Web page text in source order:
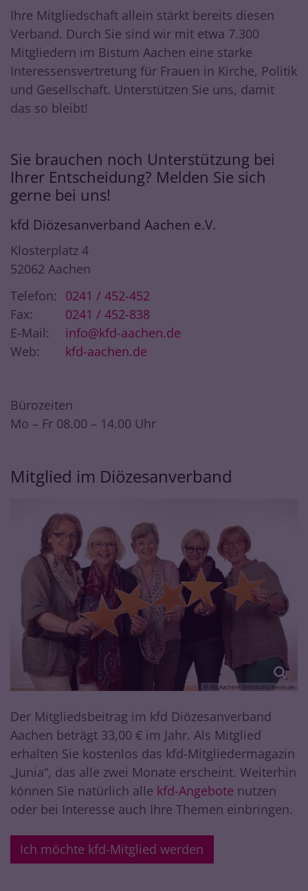
Ihre Mitgliedschaft allein stärkt bereits diesen
Verband. Durch Sie sind wir mit etwa 7.300
Mitgliedern im Bistum Aachen eine starke
Interessensvertretung für Frauen in Kirche, Politik
und Gesellschaft. Unterstützen Sie uns, damit
das so bleibt!
Sie brauchen noch Unterstützung bei
Ihrer Entscheidung? Melden Sie sich
gerne bei uns!
kfd Diözesanverband Aachen e.V.
Klosterplatz 4
52062 Aachen
Telefon:
0241 / 452-452
Fax:
0241 / 452-838
E-Mail:
info@kfd-aachen.de
Web:
kfd-aachen.de
Bürozeiten
Mo – Fr 08.00 – 14.00 Uhr
Mitglied im Diözesanverband
© kfd Aachen/ fotostudio-berns.de
Der Mitgliedsbeitrag im kfd Diözesanverband
Aachen beträgt 33,00 € im Jahr. Als Mitglied
erhalten Sie kostenlos das kfd-Mitgliedermagazin
„Junia“, das alle zwei Monate erscheint. Weiterhin
können Sie natürlich alle kfd-Angebote nutzen
oder bei Interesse auch Ihre Themen einbringen.
Ich möchte kfd-Mitglied werden